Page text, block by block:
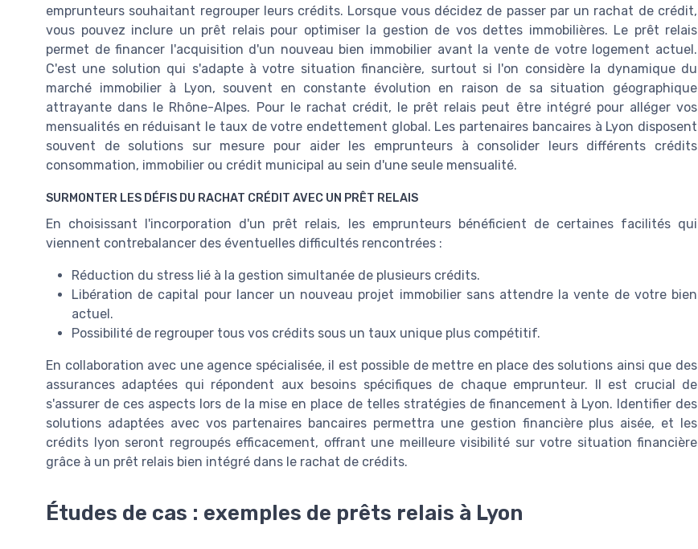
emprunteurs souhaitant regrouper leurs crédits. Lorsque vous décidez de passer par un rachat de crédit,
vous pouvez inclure un prêt relais pour optimiser la gestion de vos dettes immobilières. Le prêt relais
permet de financer l'acquisition d'un nouveau bien immobilier avant la vente de votre logement actuel.
C'est une solution qui s'adapte à votre situation financière, surtout si l'on considère la dynamique du
marché immobilier à Lyon, souvent en constante évolution en raison de sa situation géographique
attrayante dans le Rhône-Alpes. Pour le rachat crédit, le prêt relais peut être intégré pour alléger vos
mensualités en réduisant le taux de votre endettement global. Les partenaires bancaires à Lyon disposent
souvent de solutions sur mesure pour aider les emprunteurs à consolider leurs différents crédits
consommation, immobilier ou crédit municipal au sein d'une seule mensualité.
SURMONTER LES DÉFIS DU RACHAT CRÉDIT AVEC UN PRÊT RELAIS
En choisissant l'incorporation d'un prêt relais, les emprunteurs bénéficient de certaines facilités qui
viennent contrebalancer des éventuelles difficultés rencontrées :
Réduction du stress lié à la gestion simultanée de plusieurs crédits.
Libération de capital pour lancer un nouveau projet immobilier sans attendre la vente de votre bien
actuel.
Possibilité de regrouper tous vos crédits sous un taux unique plus compétitif.
En collaboration avec une agence spécialisée, il est possible de mettre en place des solutions ainsi que des
assurances adaptées qui répondent aux besoins spécifiques de chaque emprunteur. Il est crucial de
s'assurer de ces aspects lors de la mise en place de telles stratégies de financement à Lyon. Identifier des
solutions adaptées avec vos partenaires bancaires permettra une gestion financière plus aisée, et les
crédits lyon seront regroupés efficacement, offrant une meilleure visibilité sur votre situation financière
grâce à un prêt relais bien intégré dans le rachat de crédits.
Études de cas : exemples de prêts relais à Lyon